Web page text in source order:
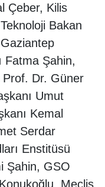
Çeber, Kilis
Bakan
Fatma Şahin,
Dr. Güner
Umut
Kemal
Serdar
Enstitüsü
Şahin, GSO
Meclis